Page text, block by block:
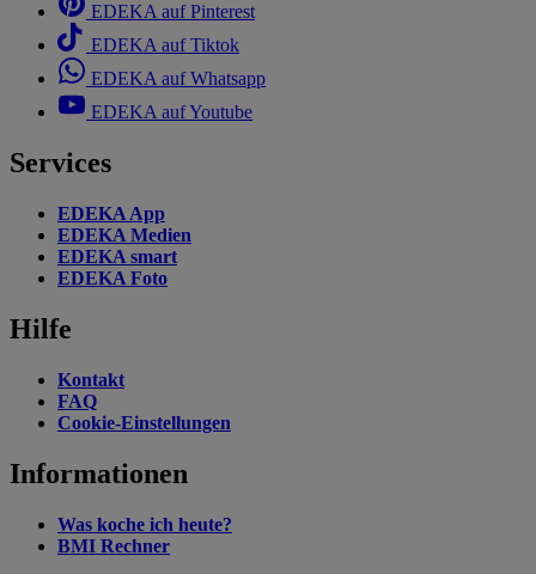
EDEKA auf Pinterest
EDEKA auf Tiktok
EDEKA auf Whatsapp
EDEKA auf Youtube
Services
EDEKA App
EDEKA Medien
EDEKA smart
EDEKA Foto
Hilfe
Kontakt
FAQ
Cookie-Einstellungen
Informationen
Was koche ich heute?
BMI Rechner